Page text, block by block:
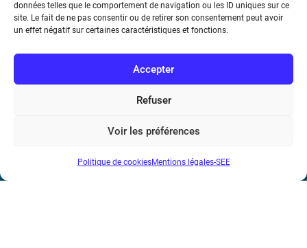
données telles que le comportement de navigation ou les ID uniques sur ce
site. Le fait de ne pas consentir ou de retirer son consentement peut avoir
un effet négatif sur certaines caractéristiques et fonctions.
Accepter
Refuser
Voir les préférences
Politique de cookiesMentions légales-SEE
Société de l’Electricité, de l’Electronique et des Technologies
de l’Information et de la Communication
17 rue de l’Amiral Hamelin
Métro : « Boissière » Ligne 6 et « Iéna » Ligne 9
Téléphone : (+33) 1 56 90 37 17
N° de SIREN : 785 393 232, Code APE : 9412Z TVA intra-